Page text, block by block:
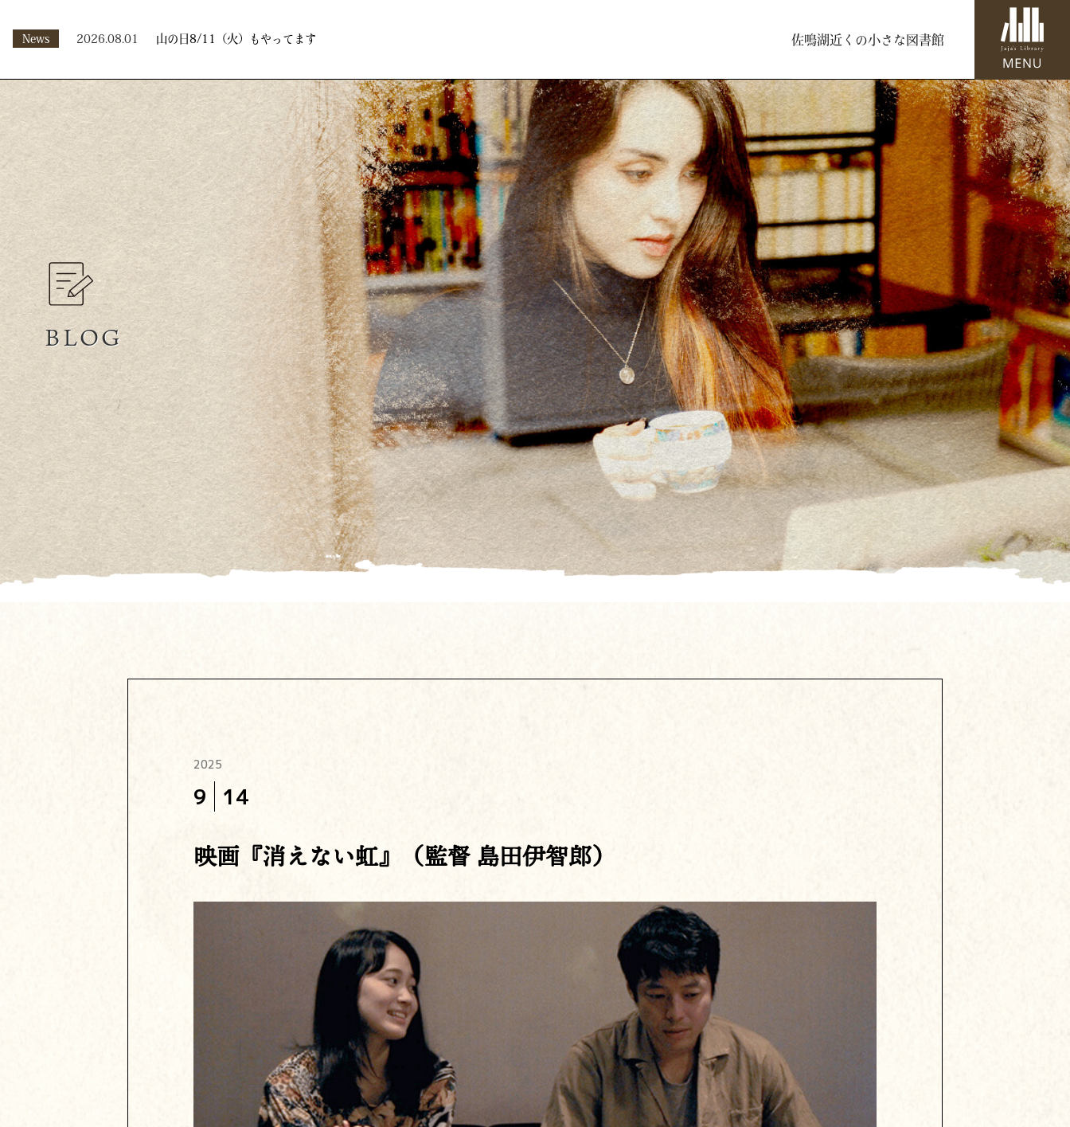
News 2026.08.01 山の日8/11（火）もやってます 佐鳴湖近くの小さな図書館
BLOG
2025
9 14
映画『消えない虹』（監督 島田伊智郎）